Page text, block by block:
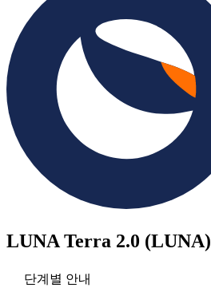
LUNA Terra 2.0 (LUNA)
단계별 안내